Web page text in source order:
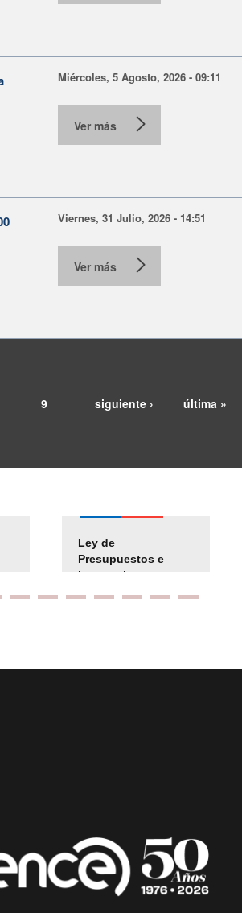
Miércoles, 5 Agosto, 2026 - 09:11
Ver más
Viernes, 31 Julio, 2026 - 14:51
Ver más
9 siguiente › última »
Ley de
Presupuestos e
instrucciones